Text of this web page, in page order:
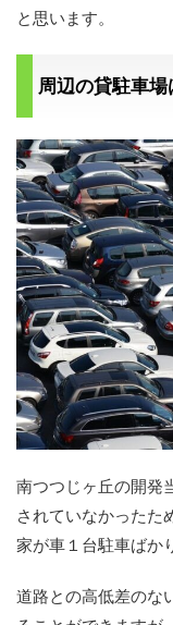
と思います。
周辺の貸駐車
南つつじヶ丘の開発
されていなかったた
家が車１台駐車ばか
道路との高低差のな